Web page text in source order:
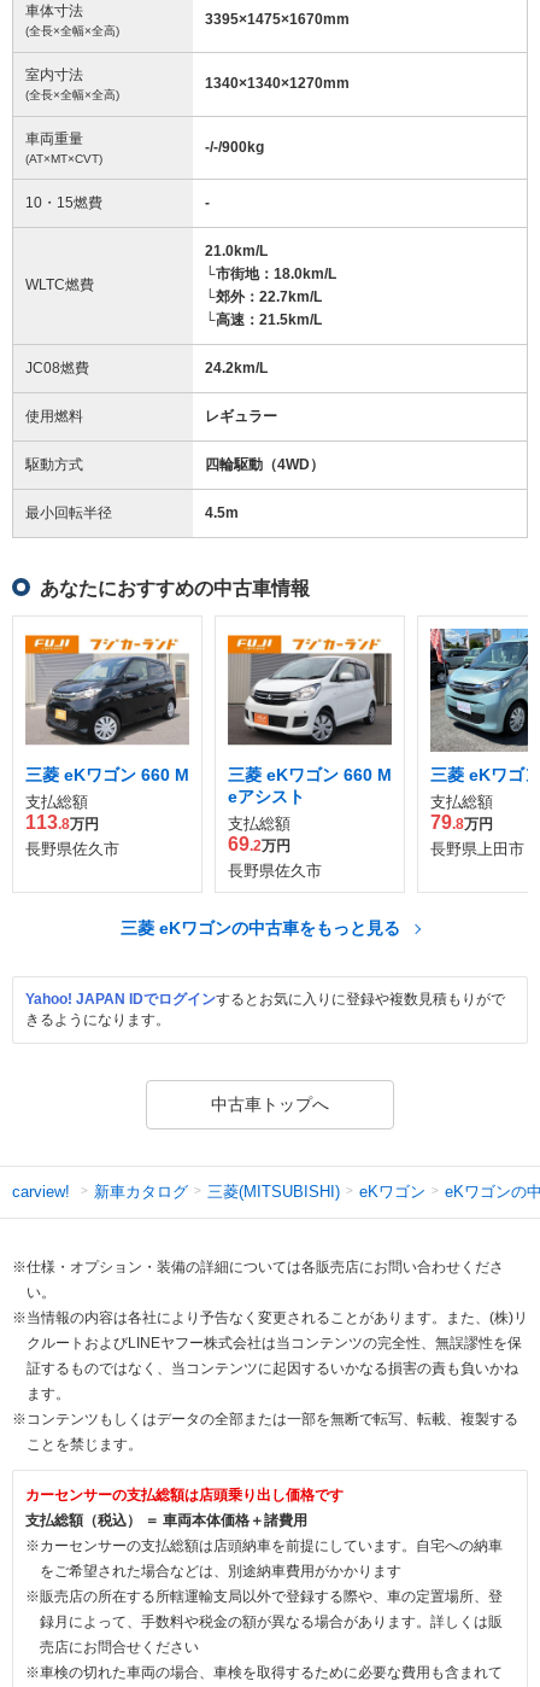
車体寸法
(全長×全幅×全高)
3395×1475×1670mm
室内寸法
(全長×全幅×全高)
1340×1340×1270mm
車両重量
(AT×MT×CVT)
-/-/900kg
10・15燃費 -
WLTC燃費
21.0km/L
└市街地：18.0km/L
└郊外：22.7km/L
└高速：21.5km/L
JC08燃費 24.2km/L
使用燃料 レギュラー
駆動方式 四輪駆動（4WD）
最小回転半径 4.5m
あなたにおすすめの中古車情報
三菱 eKワゴン 660 M
支払総額
113.8万円
長野県佐久市
三菱 eKワゴン 660 M
eアシスト
支払総額
69.2万円
長野県佐久市
三菱 eKワゴ
支払総額
79.8万円
長野県上田市
三菱 eKワゴンの中古車をもっと見る
Yahoo! JAPAN IDでログインするとお気に入りに登録や複数見積もりがで
きるようになります。
中古車トップへ
carview! 新車カタログ 三菱(MITSUBISHI) eKワゴン eKワゴンの
※仕様・オプション・装備の詳細については各販売店にお問い合わせくださ
い。
※当情報の内容は各社により予告なく変更されることがあります。また、(株)リ
クルートおよびLINEヤフー株式会社は当コンテンツの完全性、無誤謬性を保
証するものではなく、当コンテンツに起因するいかなる損害の責も負いかね
ます。
※コンテンツもしくはデータの全部または一部を無断で転写、転載、複製する
ことを禁じます。
カーセンサーの支払総額は店頭乗り出し価格です
支払総額（税込） ＝ 車両本体価格＋諸費用
※カーセンサーの支払総額は店頭納車を前提にしています。自宅への納車
をご希望された場合などは、別途納車費用がかかります
※販売店の所在する所轄運輸支局以外で登録する際や、車の定置場所、登
録月によって、手数料や税金の額が異なる場合があります。詳しくは販
売店にお問合せください
※車検の切れた車両の場合、車検を取得するために必要な費用も含まれて